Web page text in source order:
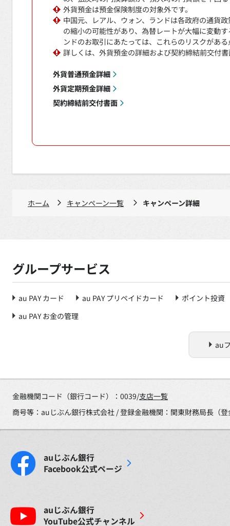
外貨預金は預金保険制度の対象外です。
中国元、レアル、ウォン、ランドは各政府の通貨
の縮小の可能性があり、為替レートが大幅に変動
ンドのお取引にあたっては、これらのリスクがあ
詳しくは、外貨預金の詳細および契約締結前交付
外貨普通預金詳細
外貨定期預金詳細
契約締結前交付書面
ホーム キャンペーン一覧 キャンペーン詳細
グループサービス
au PAY カード au PAY プリペイドカード
ポイント投資
au PAY お金の管理
au
金融機関コード（銀行コード）：0039/支店一覧
商号等：auじぶん銀行株式会社 / 登録金融機関：関東財務局長（
auじぶん銀行
Facebook公式ページ
auじぶん銀行
YouTube公式チャンネル